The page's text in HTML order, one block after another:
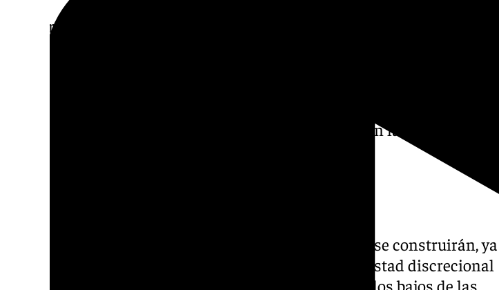
En su recurso, la concesionaria recuerda que el 7 de agosto de 2023 se
alegaciones del promotor y confirmó la revocación con la indemnización
Fuentes municipales insisten en que los quioscos no se construirán, ya
que la decisión responde al interés público y a la potestad discrecional
de la Administración. El objetivo, explican, es liberar los bajos de las